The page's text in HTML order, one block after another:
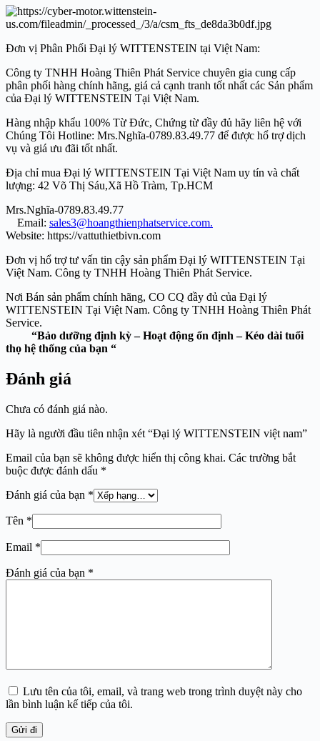
Đơn vị Phân Phối Đại lý WITTENSTEIN tại Việt Nam:
Công ty TNHH Hoàng Thiên Phát Service chuyên gia cung cấp
phân phối hàng chính hãng, giá cả cạnh tranh tốt nhất các Sản phẩm
của Đại lý WITTENSTEIN Tại Việt Nam.
Hàng nhập khẩu 100% Từ Đức, Chứng từ đầy đủ hãy liên hệ với
Chúng Tôi Hotline: Mrs.Nghĩa-0789.83.49.77 để được hổ trợ dịch
vụ và giá ưu đãi tốt nhất.
Địa chỉ mua Đại lý WITTENSTEIN Tại Việt Nam uy tín và chất
lượng: 42 Võ Thị Sáu,Xã Hồ Tràm, Tp.HCM
Mrs.Nghĩa-0789.83.49.77
Email: sales3@hoangthienphatservice.com.
Website: https://vattuthietbivn.com
Đơn vị hổ trợ tư vấn tin cậy sản phẩm Đại lý WITTENSTEIN Tại
Việt Nam. Công ty TNHH Hoàng Thiên Phát Service.
Nơi Bán sản phẩm chính hãng, CO CQ đầy đủ của Đại lý
WITTENSTEIN Tại Việt Nam. Công ty TNHH Hoàng Thiên Phát
Service.
“Bảo dưỡng định kỳ – Hoạt động ổn định – Kéo dài tuổi
thọ hệ thống của bạn “
Đánh giá
Chưa có đánh giá nào.
Hãy là người đầu tiên nhận xét “Đại lý WITTENSTEIN việt nam”
Email của bạn sẽ không được hiển thị công khai. Các trường bắt
buộc được đánh dấu *
Đánh giá của bạn *
Tên *
Email *
Đánh giá của bạn *
Lưu tên của tôi, email, và trang web trong trình duyệt này cho
lần bình luận kế tiếp của tôi.
Gửi đi